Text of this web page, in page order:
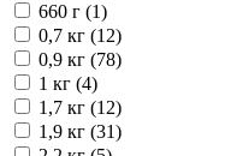
660 г (1)
0,7 кг (12)
0,9 кг (78)
1 кг (4)
1,7 кг (12)
1,9 кг (31)